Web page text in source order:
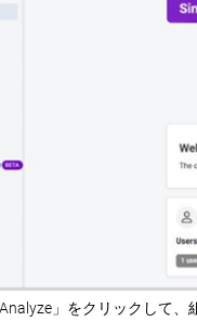
Analyze」をクリックして、